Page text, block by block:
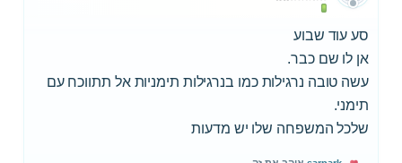
סע עוד שבוע
אן לו שם כבר.
עשה טובה נרגילות כמו בנרגילות תימניות אל תתווכח עם
תימני.
שלכל המשפחה שלו יש מדעות